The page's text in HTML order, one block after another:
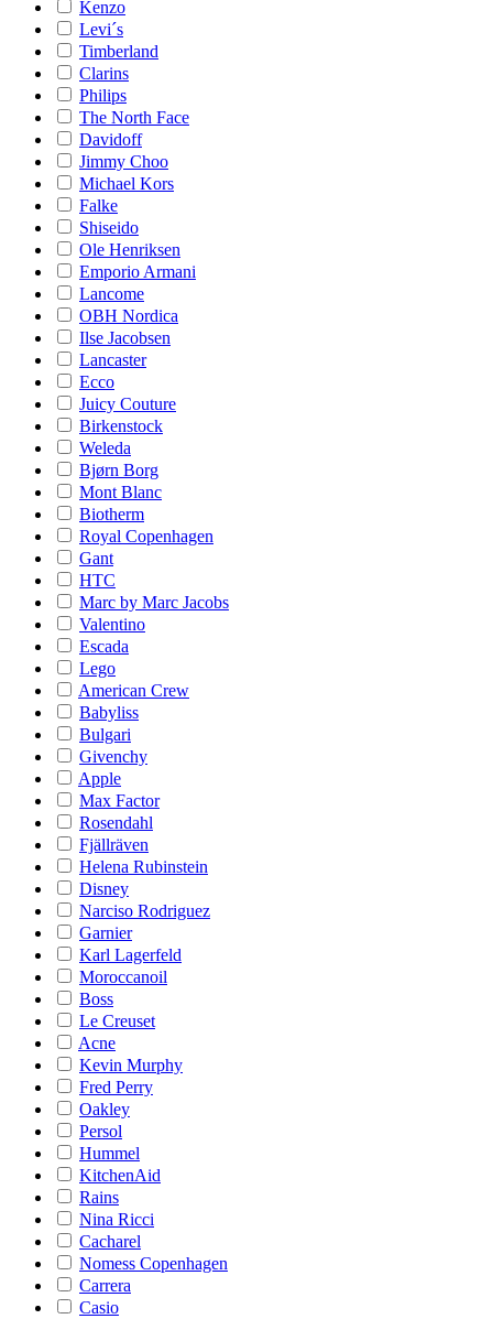
Kenzo
Levi´s
Timberland
Clarins
Philips
The North Face
Davidoff
Jimmy Choo
Michael Kors
Falke
Shiseido
Ole Henriksen
Emporio Armani
Lancome
OBH Nordica
Ilse Jacobsen
Lancaster
Ecco
Juicy Couture
Birkenstock
Weleda
Bjørn Borg
Mont Blanc
Biotherm
Royal Copenhagen
Gant
HTC
Marc by Marc Jacobs
Valentino
Escada
Lego
American Crew
Babyliss
Bulgari
Givenchy
Apple
Max Factor
Rosendahl
Fjällräven
Helena Rubinstein
Disney
Narciso Rodriguez
Garnier
Karl Lagerfeld
Moroccanoil
Boss
Le Creuset
Acne
Kevin Murphy
Fred Perry
Oakley
Persol
Hummel
KitchenAid
Rains
Nina Ricci
Cacharel
Nomess Copenhagen
Carrera
Casio